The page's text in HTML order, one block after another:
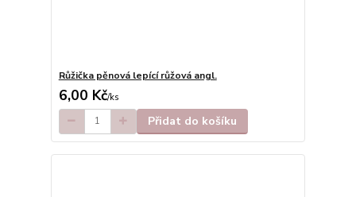
Růžička pěnová lepící růžová angl.
6,00 Kč/ks
Přidat do košíku